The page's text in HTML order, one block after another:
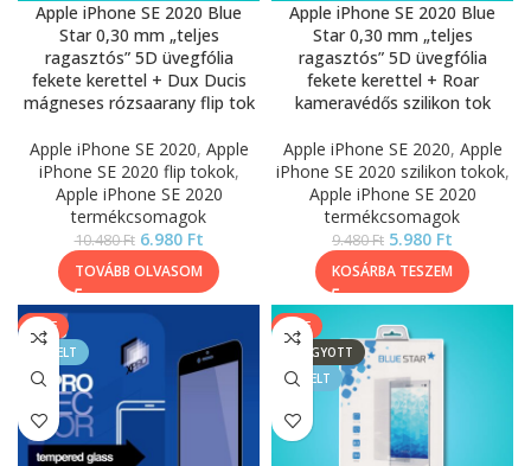
Apple iPhone SE 2020 Blue
Star 0,30 mm „teljes
ragasztós” 5D üvegfólia
fekete kerettel + Dux Ducis
mágneses rózsaarany flip tok
Apple iPhone SE 2020, Apple
iPhone SE 2020 flip tokok,
Apple iPhone SE 2020
termékcsomagok
10.480Ft 6.980 Ft
TOVÁBB OLVASOM
Apple iPhone SE 2020 Blue
Star 0,30 mm „teljes
ragasztós” 5D üvegfólia
fekete kerettel + Roar
kameravédős szilikon tok
Apple iPhone SE 2020, Apple
iPhone SE 2020 szilikon tokok,
Apple iPhone SE 2020
termékcsomagok
9.480Ft 5.980 Ft
KOSÁRBA TESZEM
SALE
KIEMELT
SALE
ELFOGYOTT
KIEMELT